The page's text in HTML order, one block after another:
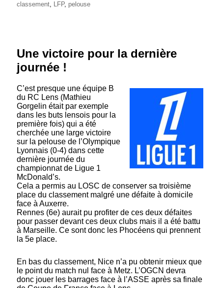
classement, LFP, pelouse
Une victoire pour la dernière
journée !
C’est presque une équipe B
du RC Lens (Mathieu
Gorgelin était par exemple
dans les buts lensois pour la
première fois) qui a été
cherchée une large victoire
sur la pelouse de l’Olympique
Lyonnais (0-4) dans cette
dernière journée du
championnat de Ligue 1
McDonald’s.
Cela a permis au LOSC de conserver sa troisième
place du classement malgré une défaite à domicile
face à Auxerre.
Rennes (6e) aurait pu profiter de ces deux défaites
pour passer devant ces deux clubs mais il a été battu
à Marseille. Ce sont donc les Phocéens qui prennent
la 5e place.
En bas du classement, Nice n’a pu obtenir mieux que
le point du match nul face à Metz. L’OGCN devra
donc jouer les barrages face à l’ASSE après sa finale